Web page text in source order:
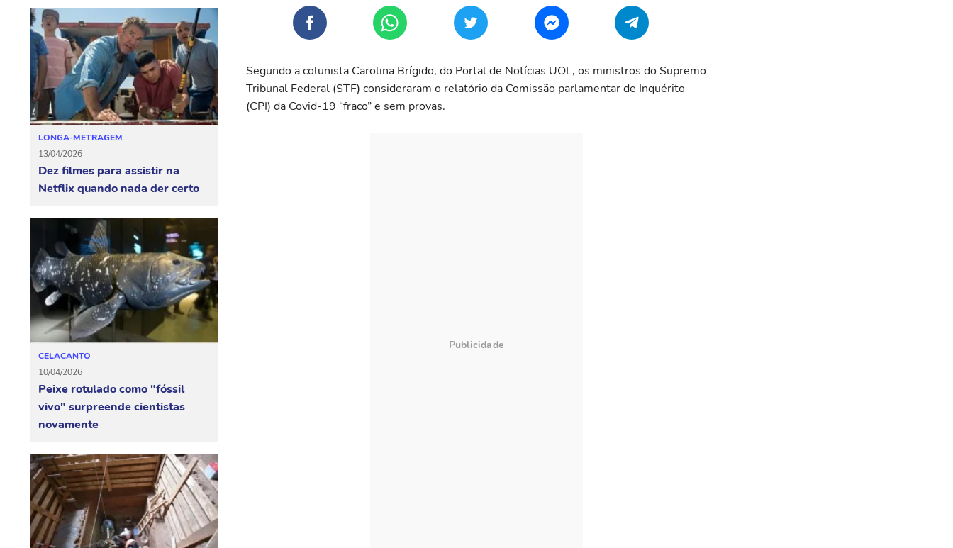
LONGA-METRAGEM
13/04/2026
Dez filmes para assistir na
Netflix quando nada der certo
CELACANTO
10/04/2026
Peixe rotulado como "fóssil
vivo" surpreende cientistas
novamente
Segundo a colunista Carolina Brígido, do Portal de Notícias UOL, os ministros do Supremo
Tribunal Federal (STF) consideraram o relatório da Comissão parlamentar de Inquérito
(CPI) da Covid-19 “fraco” e sem provas.